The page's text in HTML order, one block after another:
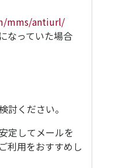
mms/antiurl/
なっていた場合
ください。
定してメールを
利用をおすすめし